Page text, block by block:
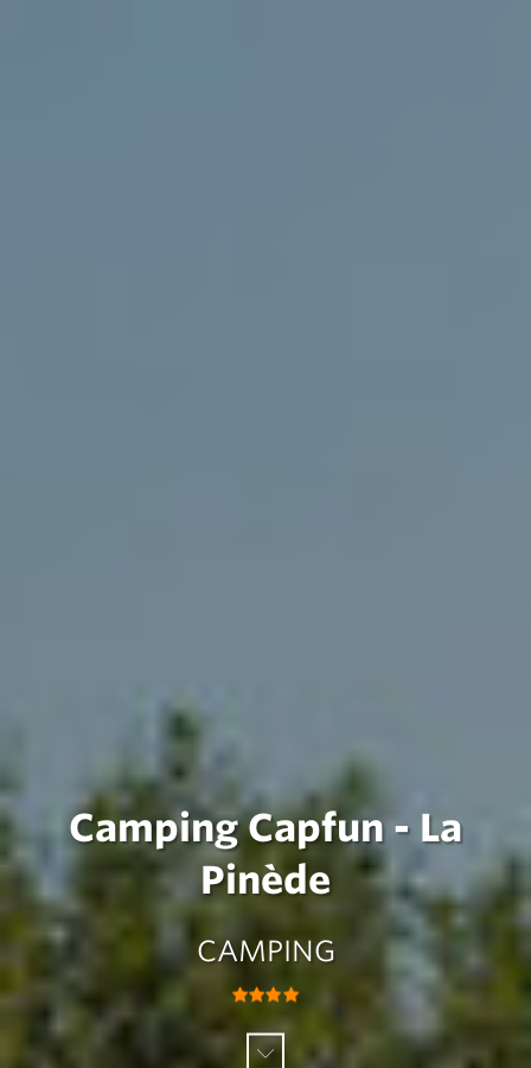
Camping Capfun - La
Pinède
CAMPING